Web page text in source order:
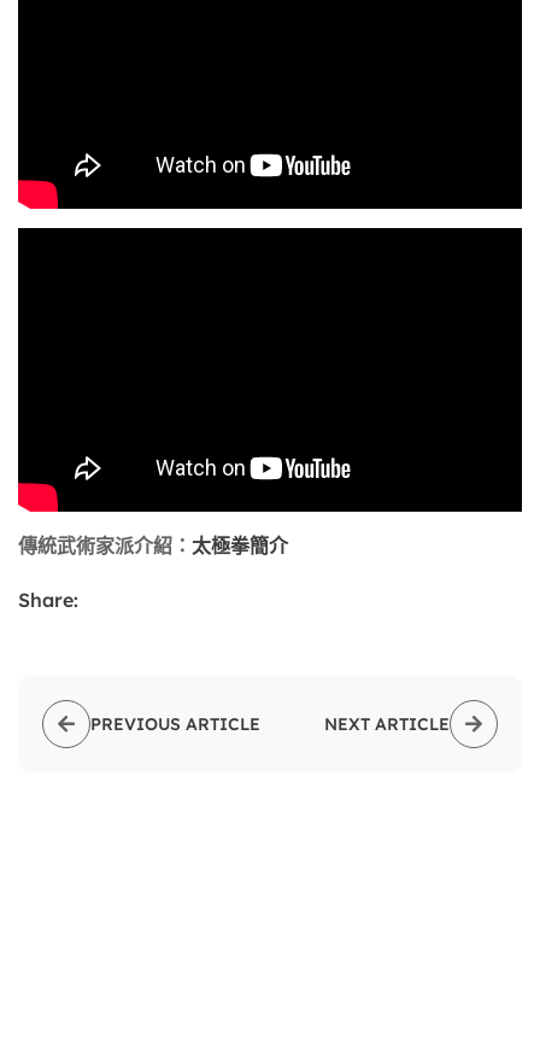
傳統武術家派介紹： 太極拳簡介
Share:
PREVIOUS ARTICLE NEXT ARTICLE